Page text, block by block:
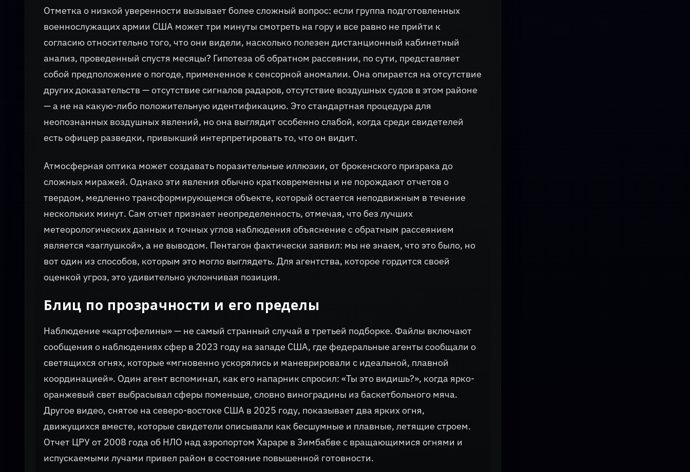
Отметка о низкой уверенности вызывает более сложный вопрос: если группа подготовленных
военнослужащих армии США может три минуты смотреть на гору и все равно не прийти к
согласию относительно того, что они видели, насколько полезен дистанционный кабинетный
анализ, проведенный спустя месяцы? Гипотеза об обратном рассеянии, по сути, представляет
собой предположение о погоде, примененное к сенсорной аномалии. Она опирается на отсутствие
других доказательств — отсутствие сигналов радаров, отсутствие воздушных судов в этом районе
— а не на какую-либо положительную идентификацию. Это стандартная процедура для
неопознанных воздушных явлений, но она выглядит особенно слабой, когда среди свидетелей
есть офицер разведки, привыкший интерпретировать то, что он видит.
Атмосферная оптика может создавать поразительные иллюзии, от брокенского призрака до
сложных миражей. Однако эти явления обычно кратковременны и не порождают отчетов о
твердом, медленно трансформирующемся объекте, который остается неподвижным в течение
нескольких минут. Сам отчет признает неопределенность, отмечая, что без лучших
метеорологических данных и точных углов наблюдения объяснение с обратным рассеянием
является «заглушкой», а не выводом. Пентагон фактически заявил: мы не знаем, что это было, но
вот один из способов, которым это могло выглядеть. Для агентства, которое гордится своей
оценкой угроз, это удивительно уклончивая позиция.
Блиц по прозрачности и его пределы
Наблюдение «картофелины» — не самый странный случай в третьей подборке. Файлы включают
сообщения о наблюдениях сфер в 2023 году на западе США, где федеральные агенты сообщали о
светящихся огнях, которые «мгновенно ускорялись и маневрировали с идеальной, плавной
координацией». Один агент вспоминал, как его напарник спросил: «Ты это видишь?», когда ярко-
оранжевый свет выбрасывал сферы поменьше, словно виноградины из баскетбольного мяча.
Другое видео, снятое на северо-востоке США в 2025 году, показывает два ярких огня,
движущихся вместе, которые свидетели описывали как бесшумные и плавные, летящие строем.
Отчет ЦРУ от 2008 года об НЛО над аэропортом Хараре в Зимбабве с вращающимися огнями и
испускаемыми лучами привел район в состояние повышенной готовности.